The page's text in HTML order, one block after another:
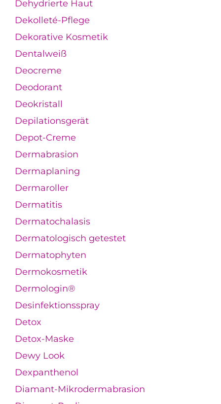
Dehydrierte Haut
Dekolleté-Pflege
Dekorative Kosmetik
Dentalweiß
Deocreme
Deodorant
Deokristall
Depilationsgerät
Depot-Creme
Dermabrasion
Dermaplaning
Dermaroller
Dermatitis
Dermatochalasis
Dermatologisch getestet
Dermatophyten
Dermokosmetik
Dermologin®
Desinfektionsspray
Detox
Detox-Maske
Dewy Look
Dexpanthenol
Diamant-Mikrodermabrasion